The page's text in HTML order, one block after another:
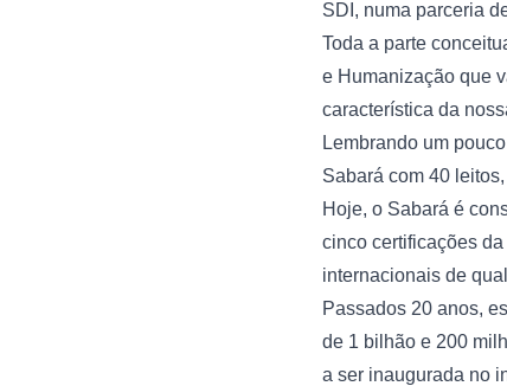
SDI, numa parceria
Toda a parte
e Humanização que
característica da
Lembrando um
Sabará com 40
Hoje, o Sabará é
cinco certificações da
internacionais de
Passados 20 anos,
de 1 bilhão e 200
a ser inaugurada no